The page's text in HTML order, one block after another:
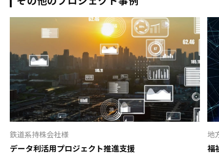
鉄道系持株会社様
データ利活用プロジェクト推進支援
地
福